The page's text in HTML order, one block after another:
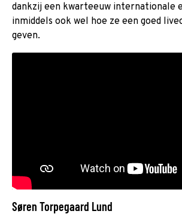
dankzij een kwarteeuw internationale
inmiddels ook wel hoe ze een goed
geven.
Søren Torpegaard Lund